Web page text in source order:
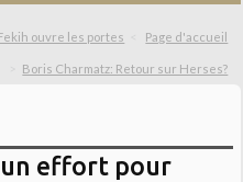
ouvre les portes Page d'accueil
Boris Charmatz: Retour sur Herses?
effort pour